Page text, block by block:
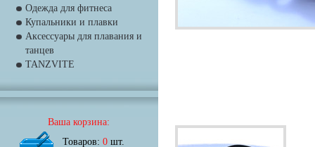
Одежда для фитнеса
Купальники и плавки
Аксессуары для плавания и
танцев
TANZVITE
Ваша корзина:
Товаров:0 шт.